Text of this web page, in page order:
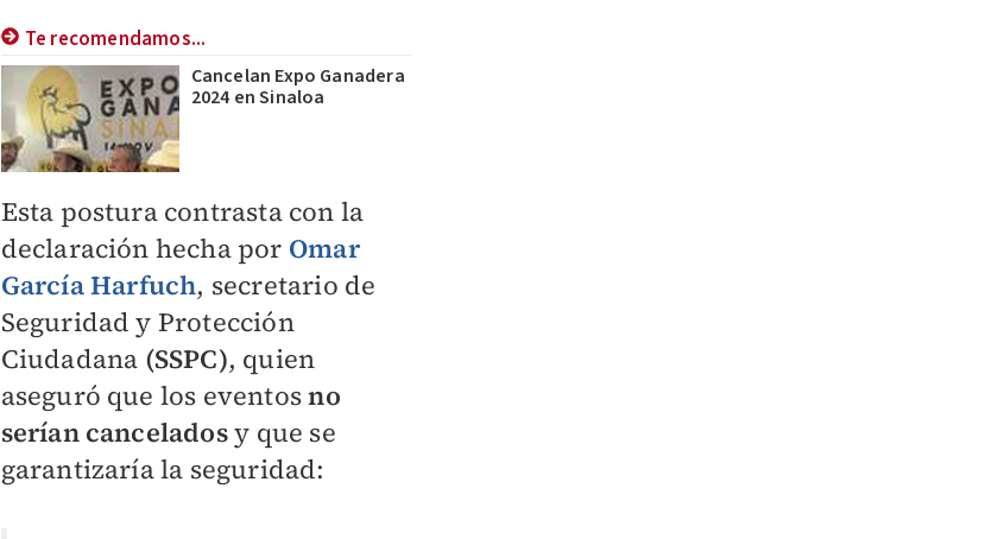
Te recomendamos...
Cancelan Expo Ganadera
2024 en Sinaloa
Esta postura contrasta con la
declaración hecha por Omar
García Harfuch, secretario de
Seguridad y Protección
Ciudadana (SSPC), quien
aseguró que los eventosno
serían canceladosy que se
garantizaría la seguridad: